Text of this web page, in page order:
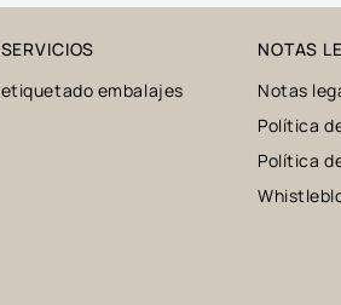
SERVICIOS
etiquetado embalajes
NOTAS
Notas
Política
Política